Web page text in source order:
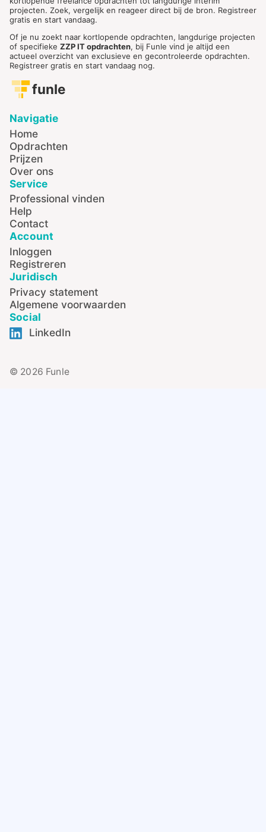
projecten. Zoek, vergelijk en reageer direct bij de bron. Registreer
gratis en start vandaag.
Of je nu zoekt naar kortlopende opdrachten, langdurige projecten
of specifieke ZZP IT opdrachten, bij Funle vind je altijd een
actueel overzicht van exclusieve en gecontroleerde opdrachten.
Registreer gratis en start vandaag nog.
funle
Navigatie
Home
Opdrachten
Prijzen
Over ons
Service
Professional vinden
Help
Contact
Account
Inloggen
Registreren
Juridisch
Privacy statement
Algemene voorwaarden
Social
LinkedIn
© 2026 Funle